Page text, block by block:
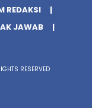
REDAKSI
JAWAB
RESERVED